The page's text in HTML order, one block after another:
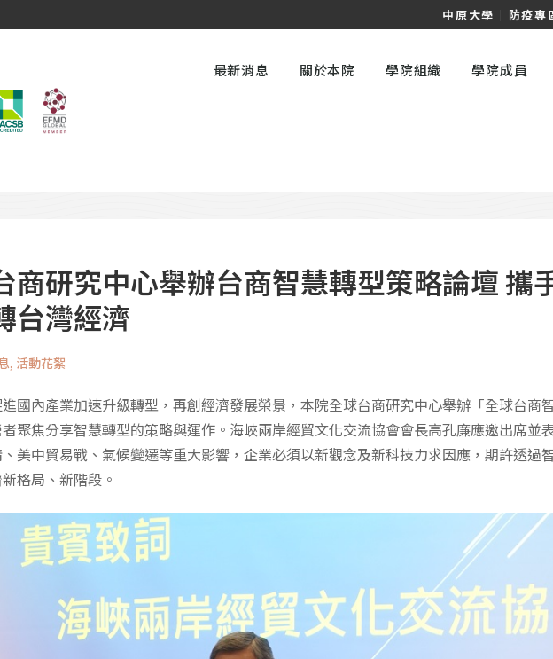
中原大學 防疫專
最新消息 關於本院 學院組織 學院成員
商研究中心舉辦台商智慧轉型策略論壇 攜
台灣經濟
, 活動花絮
國內產業加速升級轉型，再創經濟發展榮景，本院全球台商研究中心舉辦「全球台商
聚焦分享智慧轉型的策略與運作。海峽兩岸經貿文化交流協會會長高孔廉應邀出席並
美中貿易戰、氣候變遷等重大影響，企業必須以新觀念及新科技力求因應，期許透過
格局、新階段。